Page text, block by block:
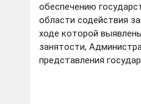
обеспечению
области содействия
ходе которой
занятости,
представления